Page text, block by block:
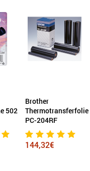
502
Brother
Thermotransferfolie
PC-204RF
144,32€